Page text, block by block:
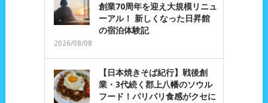
創業70周年を迎え大規模リニュ
ーアル！ 新しくなった日昇館
の宿泊体験記
2026/08/08
【日本焼きそば紀行】戦後創
業・3代続く郡上八幡のソウル
フード！パリパリ食感がクセに